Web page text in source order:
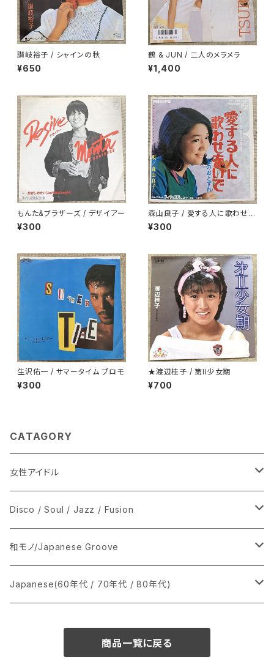
讃岐裕子 / シャインの秋
¥650
鶴 & JUN / 二人のメラメラ
¥1,400
もんた&ブラザーズ / デザイアー
¥300
森山良子 / 愛する人に歌わせな
いで
¥300
生沢佑一 / サマータイム プロモ
¥300
★渡辺桂子 / 第II少女期
¥700
CATAGORY
女性アイドル
シングル盤
あ行
か行
LP
CD
Disco / Soul / Jazz / Fusion
シングル盤
A
12インチ・シングル
和モノ/Japanese Groove
シングル盤
Japanese(60年代 / 70年代 / 80年代)
商品一覧に戻る